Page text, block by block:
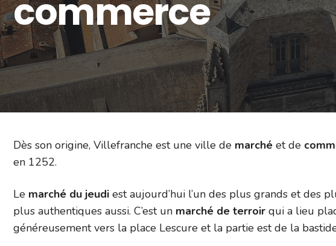
commerce
Dès son origine, Villefranche est une ville de marché et de
en 1252.
Le marché du jeudi est aujourd’hui l’un des plus grands et des
plus authentiques aussi. C’est un marché de terroir qui a lieu
généreusement vers la place Lescure et la partie est de la